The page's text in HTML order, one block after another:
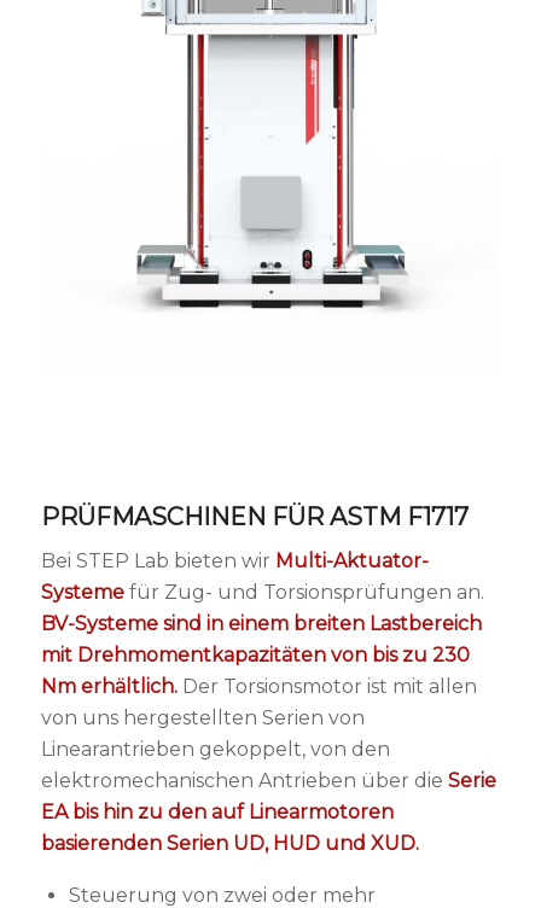
PRÜFMASCHINEN FÜR ASTM F1717
Bei STEP Lab bieten wir Multi-Aktuator-
Systemefür Zug- und Torsionsprüfungen an.
BV-Systeme sind in einem breiten Lastbereich
mit Drehmomentkapazitäten von bis zu 230
Nm erhältlich.Der Torsionsmotor ist mit allen
von uns hergestellten Serien von
Linearantrieben gekoppelt, von den
elektromechanischen Antrieben über die Serie
EA bis hin zu den auf Linearmotoren
basierenden Serien UD, HUD und XUD.
Steuerung von zwei oder mehr